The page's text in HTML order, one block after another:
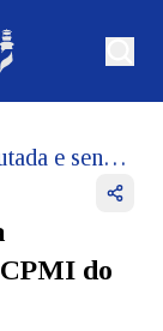
Vídeo: Deputada e senadora protagonizam bate-boca na CPMI do INSS
do